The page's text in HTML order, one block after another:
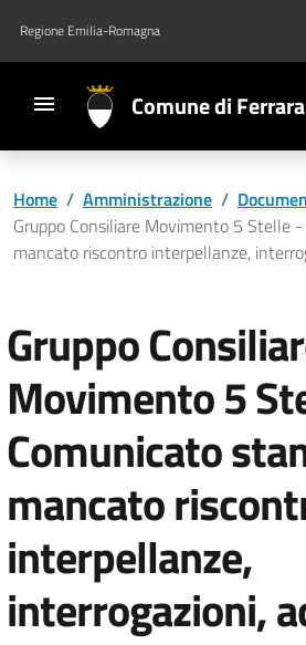
Vai al contenuto principale
Vai al footer
Regione Emilia-Romagna
Comune di Ferrara
Home / Amministrazione /
Gruppo Consiliare Movimento 5 Stelle
mancato riscontro interpellanze,
Gruppo
Movimento 5
Comunicato
mancato
interpellanze,
interrogazioni,